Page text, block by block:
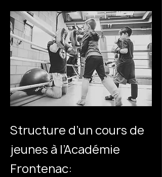
Structure d’un cours de
jeunes à l’Académie
Frontenac: